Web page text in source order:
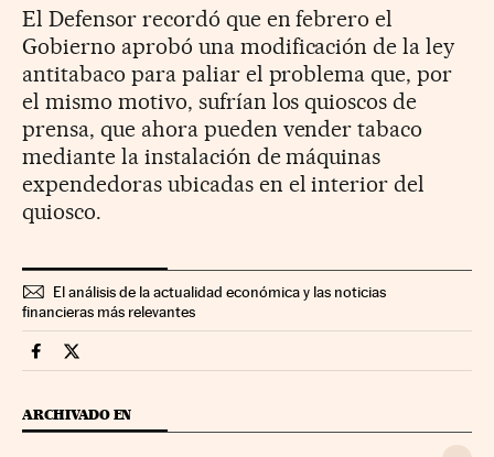
El Defensor recordó que en febrero el
Gobierno aprobó una modificación de la ley
antitabaco para paliar el problema que, por
el mismo motivo, sufrían los quioscos de
prensa, que ahora pueden vender tabaco
mediante la instalación de máquinas
expendedoras ubicadas en el interior del
quiosco.
El análisis de la actualidad económica y las noticias
financieras más relevantes
Economia Cinco Días en Facebook
Economia Cinco Días en Twitter
ARCHIVADO EN